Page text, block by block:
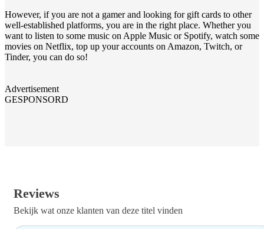
However, if you are not a gamer and looking for gift cards to other
well-established platforms, you are in the right place. Whether you
want to listen to some music on Apple Music or Spotify, watch some
movies on Netflix, top up your accounts on Amazon, Twitch, or
Tinder, you can do so!
Advertisement
GESPONSORD
Reviews
Bekijk wat onze klanten van deze titel vinden